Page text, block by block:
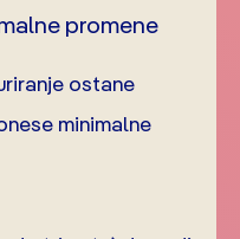
promene
ostane
minimalne